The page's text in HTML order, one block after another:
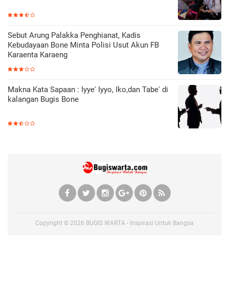
Sebut Arung Palakka Penghianat, Kadis
Kebudayaan Bone Minta Polisi Usut Akun FB
Karaenta Karaeng
Makna Kata Sapaan : Iyye' Iyyo, Iko,dan Tabe' di
kalangan Bugis Bone
Copyright © 2026 BUGIS WARTA - Inspirasi Untuk Bangsa